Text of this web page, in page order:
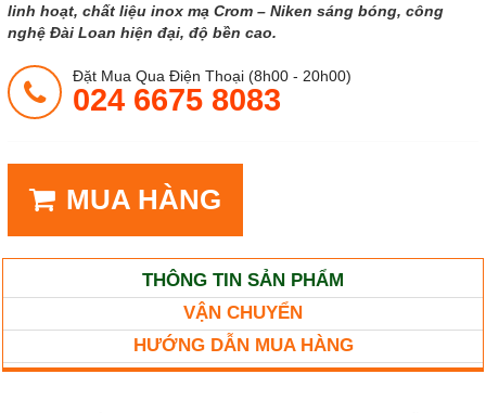
linh hoạt, chất liệu inox mạ Crom – Niken sáng bóng, công
nghệ Đài Loan hiện đại, độ bền cao.
Đặt Mua Qua Điện Thoại (8h00 - 20h00)
024 6675 8083
MUA HÀNG
THÔNG TIN SẢN PHẨM
VẬN CHUYỂN
HƯỚNG DẪN MUA HÀNG